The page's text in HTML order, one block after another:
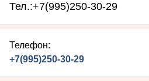
Тел.:+7(995)250-30-29
Телефон:
+7(995)250-30-29